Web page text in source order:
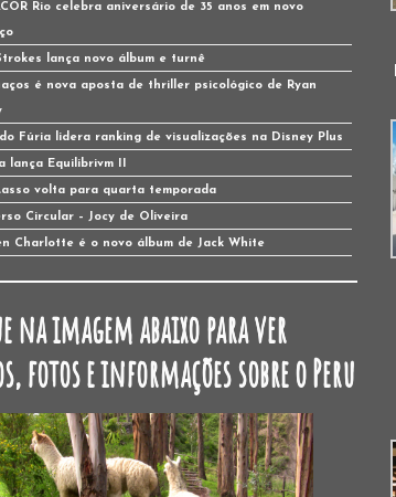
Rio celebra aniversário de 35 anos em novo
lança novo álbum e turnê
é nova aposta de thriller psicológico de Ryan
Fúria lidera ranking de visualizações na Disney Plus
lança Equilibrivm II
volta para quarta temporada
Circular – Jocy de Oliveira
Charlotte é o novo álbum de Jack White
na imagem abaixo para ver
fotos e informações sobre o Peru